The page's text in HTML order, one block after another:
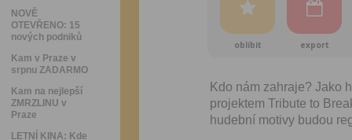
NOVĚ
OTEVŘENO: 15
nových podniků
Kam v Praze v
srpnu ZADARMO
Kam na nejlepší
ZMRZLINU v
Praze
LETNÍ KINA: Kde
oblíbit export
Kdo nám zahraje? Jako
projektem Tribute to
hudební motivy budou